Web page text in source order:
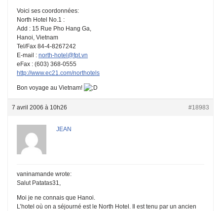
Voici ses coordonnées:
North Hotel No.1 :
Add : 15 Rue Pho Hang Ga,
Hanoi, Vietnam
Tel/Fax 84-4-8267242
E-mail : north-hotel@fpt.vn
eFax : (603) 368-0555
http://www.ec21.com/northotels
Bon voyage au Vietnam!
7 avril 2006 à 10h26 #18983
JEAN
vaninamande wrote:
Salut Patatas31,
Moi je ne connais que Hanoi.
L’hotel où on a séjourné est le North Hotel. Il est tenu par un ancien